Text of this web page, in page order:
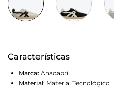
Características
Marca: Anacapri
Material: Material Tecnológico